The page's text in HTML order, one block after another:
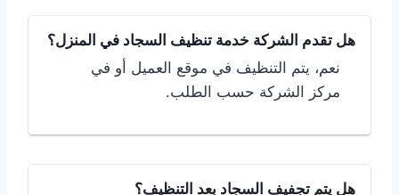
هل تقدم الشركة خدمة تنظيف السجاد في المنزل؟
نعم، يتم التنظيف في موقع العميل أو في
مركز الشركة حسب الطلب.
هل يتم تجفيف السجاد بعد التنظيف؟